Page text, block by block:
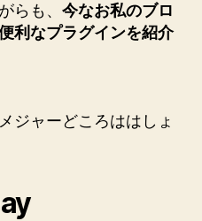
らも、 今なお私のブロ
利なプラグインを紹介
ジャーどころははしょ